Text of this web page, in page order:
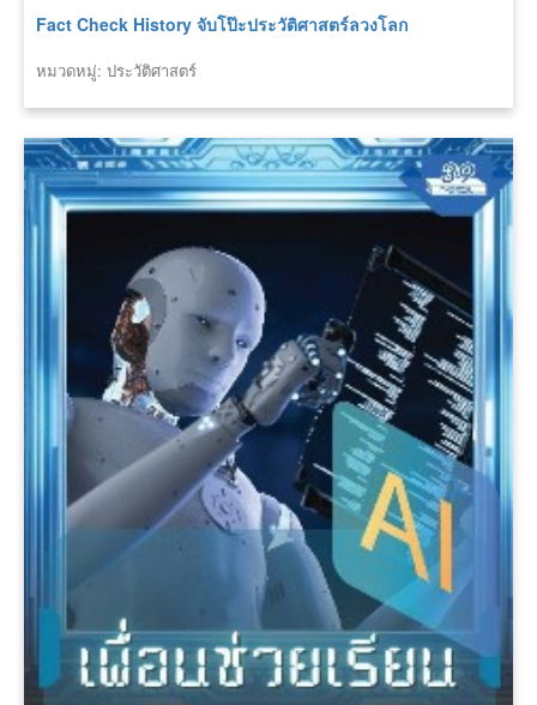
Fact Check History จับโป๊ะประวัติศาสตร์ลวงโลก
หมวดหมู่: ประวัติศาสตร์